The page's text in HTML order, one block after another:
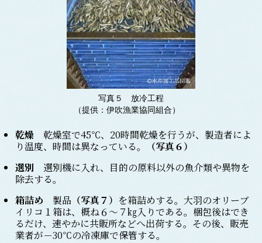
写真５ 放冷工程
（提供：伊吹漁業協同組合）
乾燥 乾燥室で45℃、20時間乾燥を行うが、製造者によ
り温度、時間は異なっている。
（写真６）
選別 選別機に入れ、目的の原料以外の魚介類や異物を
除去する。
箱詰め 製品 （写真７） を箱詰めする。大羽のオリーブ
イリコ１箱は、概ね６～７㎏入りである。梱包後はでき
るだけ、速やかに共販所などへ出荷する。その後、販売
業者が－30℃の冷凍庫で保管する。